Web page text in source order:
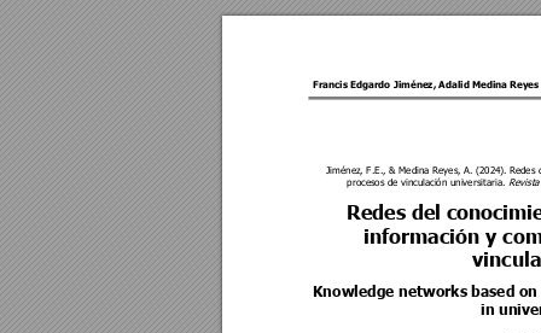
Francis Edgardo Jiménez, Adalid Medina Reyes
Jiménez, F.E., & Medina Reyes, A. (2024). Redes
procesos de vinculación universitaria.
Redes del co
información y
Knowledge networks based
in